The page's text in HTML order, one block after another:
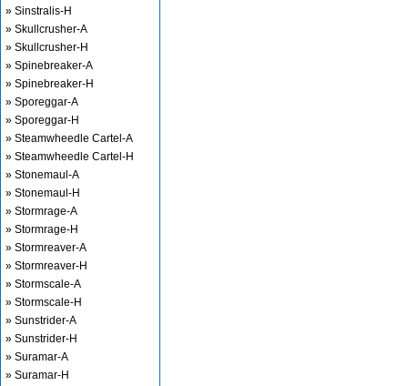
» Sinstralis-H
» Skullcrusher-A
» Skullcrusher-H
» Spinebreaker-A
» Spinebreaker-H
» Sporeggar-A
» Sporeggar-H
» Steamwheedle Cartel-A
» Steamwheedle Cartel-H
» Stonemaul-A
» Stonemaul-H
» Stormrage-A
» Stormrage-H
» Stormreaver-A
» Stormreaver-H
» Stormscale-A
» Stormscale-H
» Sunstrider-A
» Sunstrider-H
» Suramar-A
» Suramar-H